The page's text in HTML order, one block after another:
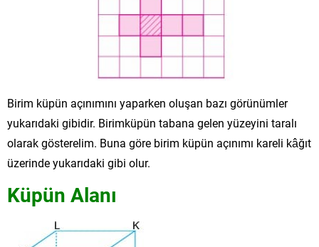
Birim küpün açınımını yaparken oluşan bazı görünümler
yukarıdaki gibidir. Birimküpün tabana gelen yüzeyini taralı
olarak gösterelim. Buna göre birim küpün açınımı kareli kâğıt
üzerinde yukarıdaki gibi olur.
Küpün Alanı